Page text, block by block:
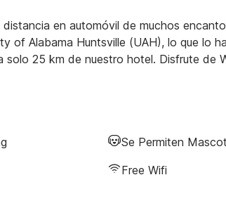
en automóvil de muchos
of Alabama Huntsville (UAH), lo que lo
solo 25 km de nuestro hotel. Disfrute de
Se Permiten
Free Wifi